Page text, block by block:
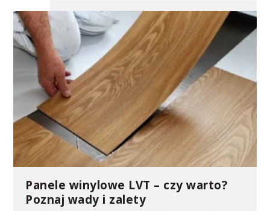
Panele winylowe LVT – czy warto?
Poznaj wady i zalety